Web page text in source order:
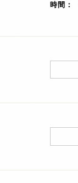
時間